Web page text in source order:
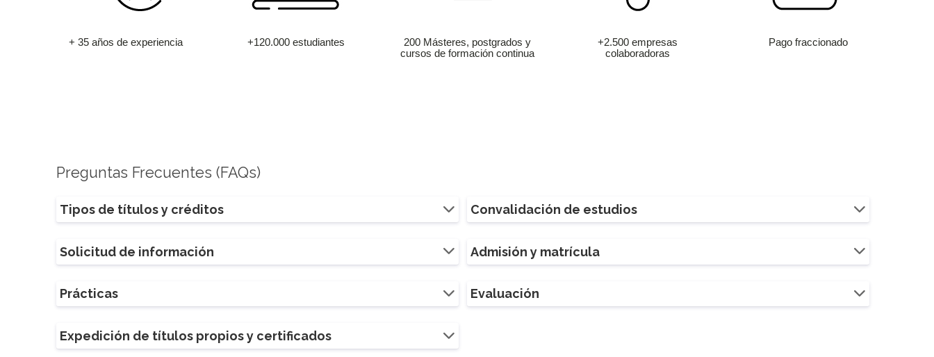
+ 35 años de experiencia +120.000 estudiantes
200 Másteres, postgrados y
cursos de formación continua
+2.500 empresas
colaboradoras
Pago fraccionado
Preguntas Frecuentes (FAQs)
Tipos de títulos y créditos Convalidación de estudios
Solicitud de información Admisión y matrícula
Prácticas Evaluación
Expedición de títulos propios y certificados